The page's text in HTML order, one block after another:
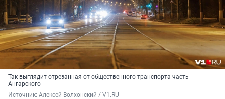
Так выглядит отрезанная от общественного транспорта часть
Ангарского
Источник: Алексей Волхонский / V1.RU